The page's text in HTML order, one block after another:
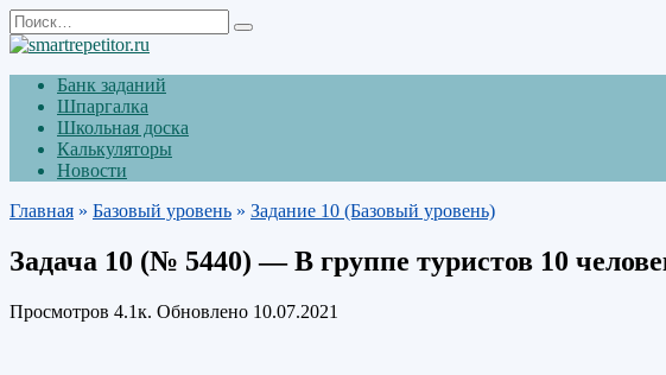
Перейти
к
содержанию
Search
for:
Банк заданий
Шпаргалка
Школьная доска
Калькуляторы
Новости
Главная » Базовый уровень » Задание 10 (Базовый уровень)
Задача 10 (№ 5440) — В группе туристов 10
Просмотров 4.1к. Обновлено 10.07.2021